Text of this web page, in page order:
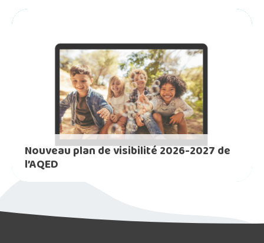
Nouveau plan de visibilité 2026-2027 de
l’AQED